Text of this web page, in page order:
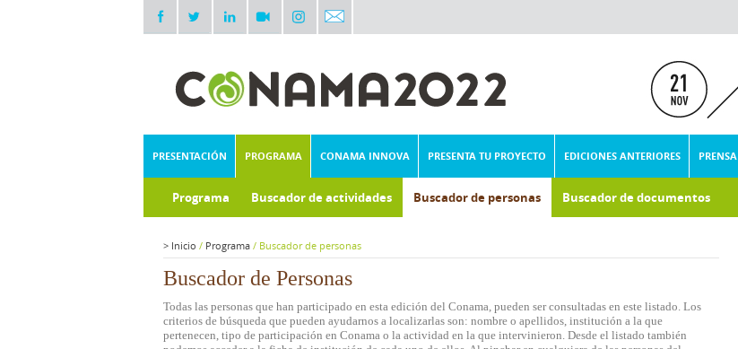
PRESENTACIÓN PROGRAMA CONAMA INNOVA PRESENTA TU PROYECTO EDICIONES ANTERIORES PRENSA
Programa Buscador de actividades Buscador de personas Buscador de documentos
> Inicio / Programa / Buscador de personas
Buscador de Personas
Todas las personas que han participado en esta edición del Conama, pueden ser consultadas en este listado. Los
criterios de búsqueda que pueden ayudarnos a localizarlas son: nombre o apellidos, institución a la que
pertenecen, tipo de participación en Conama o la actividad en la que intervinieron. Desde el listado también